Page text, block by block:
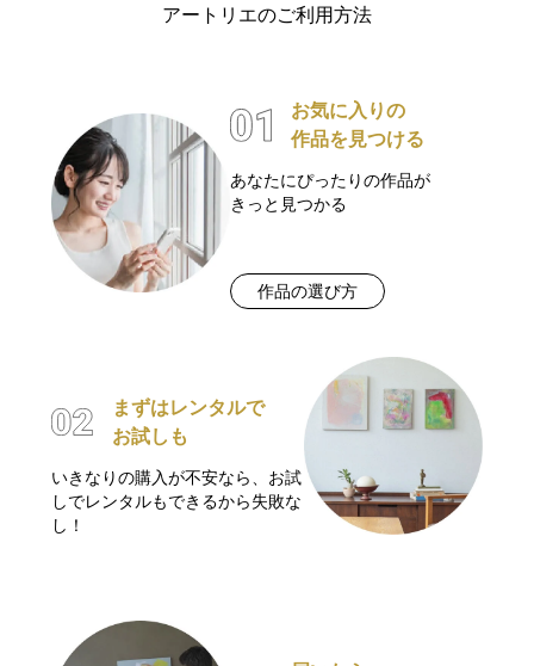
アートリエのご利用方法
お気に入りの
作品を見つける
あなたにぴったりの作品が
きっと見つかる
作品の選び方
まずはレンタルで
お試しも
いきなりの購入が不安なら、お試
しでレンタルもできるから失敗な
し！